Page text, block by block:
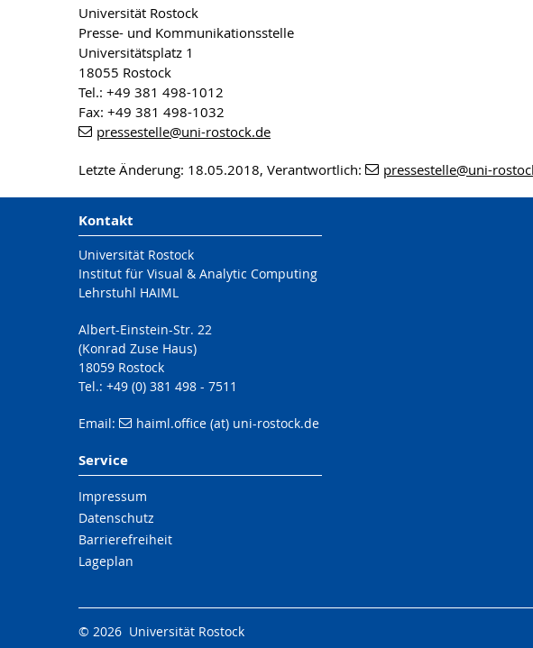
Universität Rostock
Presse- und Kommunikationsstelle
Universitätsplatz 1
18055 Rostock
Tel.: +49 381 498-1012
Fax: +49 381 498-1032
pressestelle@uni-rostock.de
Letzte Änderung: 18.05.2018, Verantwortlich: pressestelle@uni-
Kontakt
Universität Rostock
Institut für Visual & Analytic Computing
Lehrstuhl HAIML
Albert-Einstein-Str. 22
(Konrad Zuse Haus)
18059 Rostock
Tel.: +49 (0) 381 498 - 7511
Email: haiml.office (at) uni-rostock.de
Service
Impressum
Datenschutz
Barrierefreiheit
Lageplan
© 2026 Universität Rostock